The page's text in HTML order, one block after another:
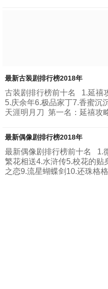
最新古装剧排行榜2018年
古装剧排行榜前十名 1.延禧
5.庆余年6.极品家丁7.香蜜沉
天涯明月刀 第一名：延禧攻
最新偶像剧排行榜2018年
最新偶像剧排行榜前十名 1.
繁花相送4.水浒传5.校花的贴
之恋9.流星蝴蝶剑10.还珠格